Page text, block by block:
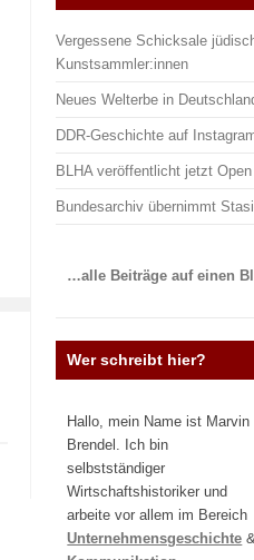
Vergessene Schicksale
Kunstsammler:innen
Neues Welterbe in
DDR-Geschichte auf
BLHA veröffentlicht jetzt
Bundesarchiv übernimmt
…alle Beiträge auf einen
Wer schreibt hier?
Hallo, mein Name ist Marvin
Brendel. Ich bin
selbstständiger
Wirtschaftshistoriker und
arbeite vor allem im Bereich
Unternehmensgeschichte &